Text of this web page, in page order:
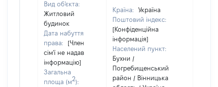
Вид об'єкта:
Житловий
будинок
Дата набуття
права:
[Член
сім'ї не надав
інформацію]
Загальна
площа (м2):
Країна:
Україна
Поштовий індекс:
[Конфіденційна
інформація]
Населений пункт:
Бухни /
Погребищенський
район / Вінницька